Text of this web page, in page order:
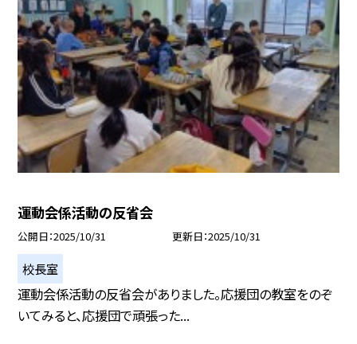
運動会係活動の反省会
公開日 2025/10/31 更新日 2025/10/31
校長室
運動会係活動の反省会がありました。応援団の教室をのぞ
いてみると、応援団で頑張った...